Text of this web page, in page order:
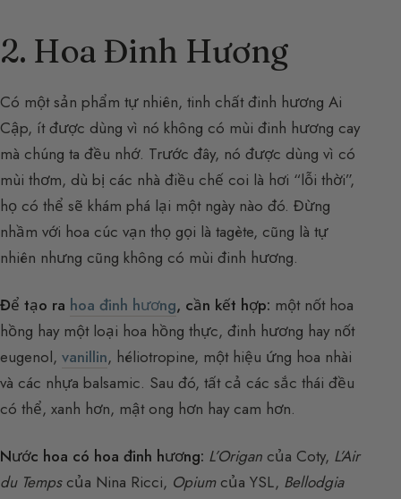
2. Hoa Đinh Hương
Có một sản phẩm tự nhiên, tinh chất đinh hương Ai
Cập, ít được dùng vì nó không có mùi đinh hương cay
mà chúng ta đều nhớ. Trước đây, nó được dùng vì có
mùi thơm, dù bị các nhà điều chế coi là hơi “lỗi thời”,
họ có thể sẽ khám phá lại một ngày nào đó. Đừng
nhầm với hoa cúc vạn thọ gọi là tagète, cũng là tự
nhiên nhưng cũng không có mùi đinh hương.
Để tạo ra hoa đinh hương, cần kết hợp: một nốt hoa
hồng hay một loại hoa hồng thực, đinh hương hay nốt
eugenol, vanillin, héliotropine, một hiệu ứng hoa nhài
và các nhựa balsamic. Sau đó, tất cả các sắc thái đều
có thể, xanh hơn, mật ong hơn hay cam hơn.
Nước hoa có hoa đinh hương: L’Origan của Coty, L’Air
du Tempscủa Nina Ricci, Opiumcủa YSL, Bellodgia